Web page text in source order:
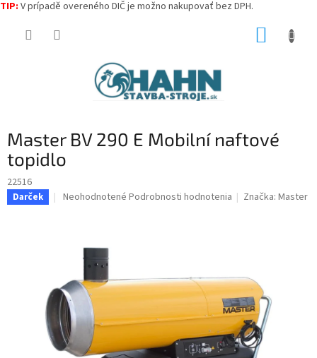
TIP: V prípadě overeného DIČ je možno nakupovať bez DPH.
Master BV 290 E Mobilní naftové
topidlo
22516
Darček
Priemerné
hviezdičiek.
Neohodnotené Podrobnosti hodnotenia Značka:Master